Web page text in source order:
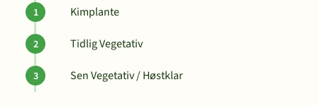
Kimplante
Tidlig Vegetativ
Sen Vegetativ / Høstklar